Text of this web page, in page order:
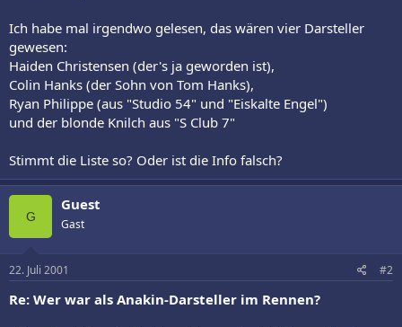
Ich habe mal irgendwo gelesen, das wären vier Darsteller
gewesen:
Haiden Christensen (der's ja geworden ist),
Colin Hanks (der Sohn von Tom Hanks),
Ryan Philippe (aus "Studio 54" und "Eiskalte Engel")
und der blonde Knilch aus "S Club 7"
Stimmt die Liste so? Oder ist die Info falsch?
G
Guest
Gast
22. Juli 2001 #2
Re: Wer war als Anakin-Darsteller im Rennen?